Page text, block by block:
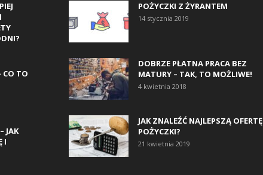
CO TO
JAK
I
POŻYCZKI Z ŻYRANTEM
14 stycznia 2019
DOBRZE PŁATNA PRACA BEZ
MATURY – TAK, TO MOŻLIWE!
4 kwietnia 2018
JAK ZNALEŹĆ NAJLEPSZĄ OFERTĘ
POŻYCZKI?
21 kwietnia 2019